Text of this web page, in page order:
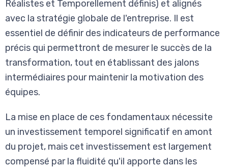
Réalistes et Temporellement définis) et alignés
avec la stratégie globale de l'entreprise. Il est
essentiel de définir des indicateurs de performance
précis qui permettront de mesurer le succès de la
transformation, tout en établissant des jalons
intermédiaires pour maintenir la motivation des
équipes.
La mise en place de ces fondamentaux nécessite
un investissement temporel significatif en amont
du projet, mais cet investissement est largement
compensé par la fluidité qu'il apporte dans les